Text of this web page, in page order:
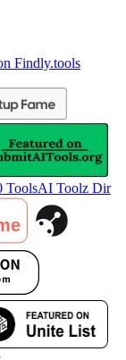
ToolsAI Toolz Dir